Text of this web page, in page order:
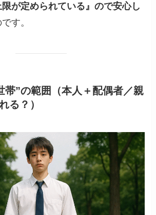
限が定められている』ので安心し
す。
帯”の範囲（本人＋配偶者／親
る？）